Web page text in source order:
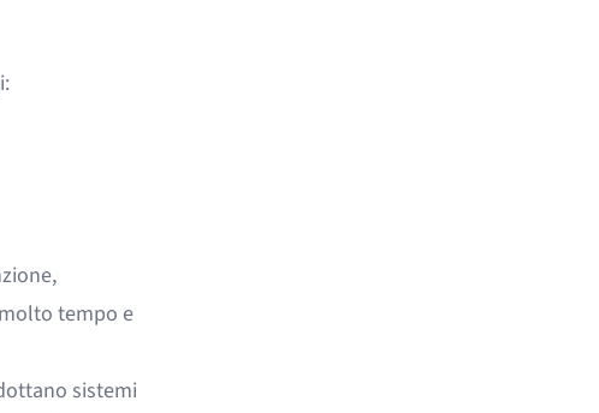
tempo e
sistemi